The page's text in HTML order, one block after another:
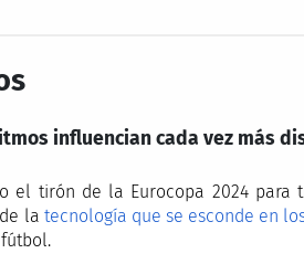
influencian cada vez más
el tirón de la Eurocopa 2024
la tecnología que se esconde en